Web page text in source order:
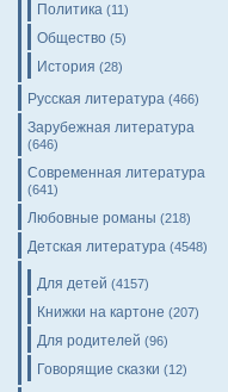
Политика (11)
Общество (5)
История (28)
Русская литература (466)
Зарубежная литература
(646)
Современная литература
(641)
Любовные романы (218)
Детская литература (4548)
Для детей (4157)
Книжки на картоне (207)
Для родителей (96)
Говорящие сказки (12)